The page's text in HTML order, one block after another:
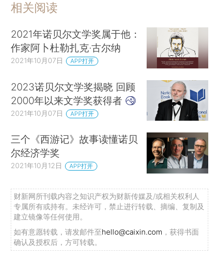
相关阅读
2021年诺贝尔文学奖属于他：
作家阿卜杜勒扎克·古尔纳
2021年10月07日 APP打开
2023诺贝尔文学奖揭晓 回顾
2000年以来文学奖获得者
2021年10月07日 APP打开
三个《西游记》故事读懂诺贝
尔经济学奖
2021年10月12日 APP打开
财新网所刊载内容之知识产权为财新传媒及/或相关权利人
专属所有或持有。未经许可，禁止进行转载、摘编、复制及
建立镜像等任何使用。
如有意愿转载，请发邮件至hello@caixin.com ，获得书面
确认及授权后，方可转载。